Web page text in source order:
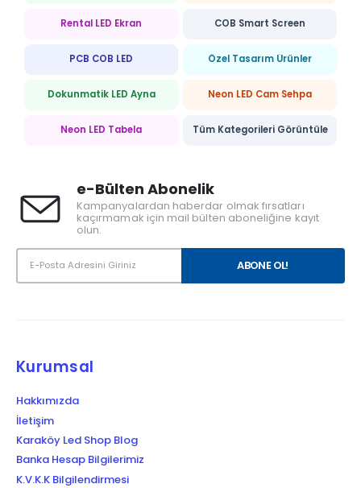
Rental LED Ekran COB Smart Screen
PCB COB LED Özel Tasarım Ürünler
Dokunmatik LED Ayna Neon LED Cam Sehpa
Neon LED Tabela Tüm Kategorileri Görüntüle
e-Bülten Abonelik
Kampanyalardan haberdar olmak fırsatları
kaçırmamak için mail bülten aboneliğine kayıt
olun.
Kurumsal
Hakkımızda
İletişim
Karaköy Led Shop Blog
Banka Hesap Bilgilerimiz
K.V.K.K Bilgilendirmesi